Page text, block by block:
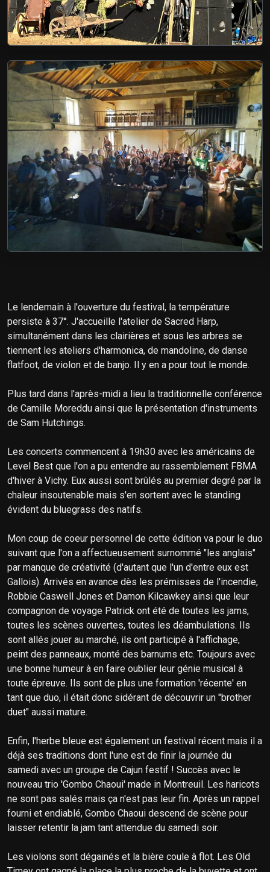
Le lendemain à l'ouverture du festival, la température
persiste à 37°. J'accueille l'atelier de Sacred Harp,
simultanément dans les clairières et sous les arbres se
tiennent les ateliers d'harmonica, de mandoline, de danse
flatfoot, de violon et de banjo. Il y en a pour tout le monde.
Plus tard dans l'après-midi a lieu la traditionnelle conférence
de Camille Moreddu ainsi que la présentation d'instruments
de Sam Hutchings.
Les concerts commencent à 19h30 avec les américains de
Level Best que l'on a pu entendre au rassemblement FBMA
d'hiver à Vichy. Eux aussi sont brûlés au premier degré par la
chaleur insoutenable mais s'en sortent avec le standing
évident du bluegrass des natifs.
Mon coup de coeur personnel de cette édition va pour le duo
suivant que l'on a affectueusement surnommé "les anglais"
par manque de créativité (d'autant que l'un d'entre eux est
Gallois). Arrivés en avance dès les prémisses de l'incendie,
Robbie Caswell Jones et Damon Kilcawkey ainsi que leur
compagnon de voyage Patrick ont été de toutes les jams,
toutes les scènes ouvertes, toutes les déambulations. Ils
sont allés jouer au marché, ils ont participé à l'affichage,
peint des panneaux, monté des barnums etc. Toujours avec
une bonne humeur à en faire oublier leur génie musical à
toute épreuve. Ils sont de plus une formation 'récente' en
tant que duo, il était donc sidérant de découvrir un "brother
duet" aussi mature.
Enfin, l'herbe bleue est également un festival récent mais il a
déjà ses traditions dont l'une est de finir la journée du
samedi avec un groupe de Cajun festif ! Succès avec le
nouveau trio 'Gombo Chaoui' made in Montreuil. Les haricots
ne sont pas salés mais ça n'est pas leur fin. Après un rappel
fourni et endiablé, Gombo Chaoui descend de scène pour
laisser retentir la jam tant attendue du samedi soir.
Les violons sont dégainés et la bière coule à flot. Les Old